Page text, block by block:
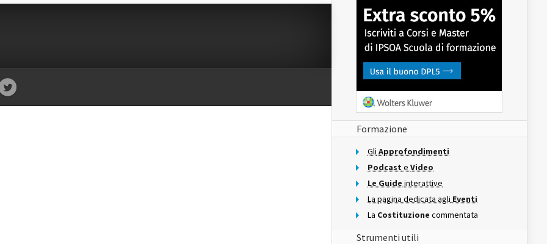
Formazione
Gli Approfondimenti
Podcast e Video
Le Guide interattive
La pagina dedicata agli Eventi
La Costituzione commentata
Strumenti utili